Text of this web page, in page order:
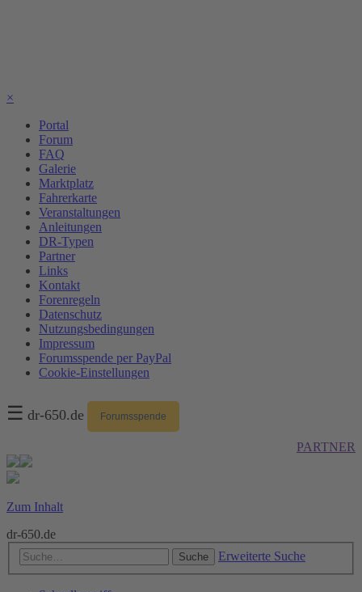
×
Portal
Forum
FAQ
Galerie
Marktplatz
Fahrerkarte
Veranstaltungen
Anleitungen
DR-Typen
Partner
Links
Kontakt
Forenregeln
Datenschutz
Nutzungsbedingungen
Impressum
Forumsspende per PayPal
Cookie-Einstellungen
☰ dr-650.de Forumsspende
PARTNER
Zum Inhalt
dr-650.de
Suche Erweiterte Suche